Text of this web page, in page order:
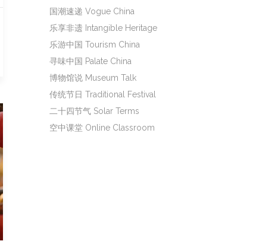
国潮速递 Vogue China
乐享非遗 Intangible Heritage
乐游中国 Tourism China
寻味中国 Palate China
博物馆说 Museum Talk
传统节日 Traditional Festival
二十四节气 Solar Terms
空中课堂 Online Classroom